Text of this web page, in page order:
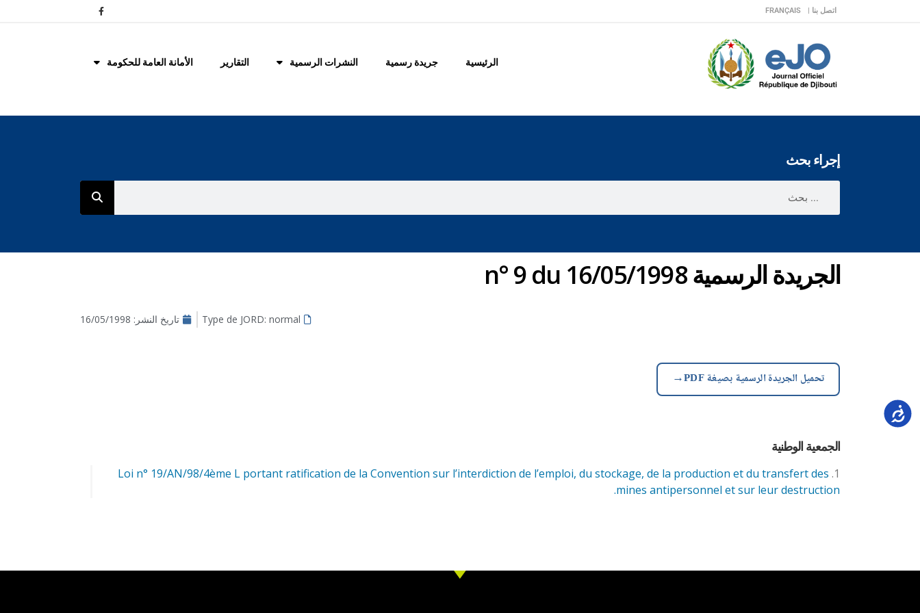
اتصل بنا | FRANÇAIS
الرئيسية جريدة رسمية النشرات الرسمية التقارير الأمانة العامة للحكومة
إجراء بحث
الجريدة الرسمية n° 9 du 16/05/1998
Type de JORD: normal تاريخ النشر: 16/05/1998
تحميل الجريدة الرسمية بصيغة PDF →
الجمعية الوطنية
Loi n° 19/AN/98/4ème L portant ratification de la Convention sur l’interdiction de l’emploi, du stockage, de la production et du transfert des
mines antipersonnel et sur leur destruction.